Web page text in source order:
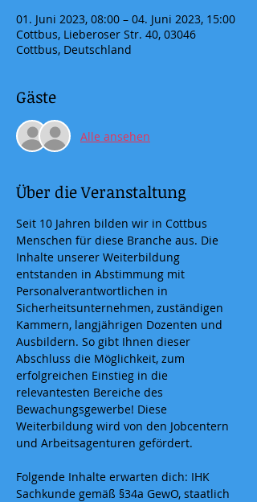
01. Juni 2023, 08:00 – 04. Juni 2023, 15:00
Cottbus, Lieberoser Str. 40, 03046
Cottbus, Deutschland
Gäste
Alle ansehen
Über die Veranstaltung
Seit 10 Jahren bilden wir in Cottbus
Menschen für diese Branche aus. Die
Inhalte unserer Weiterbildung
entstanden in Abstimmung mit
Personalverantwortlichen in
Sicherheitsunternehmen, zuständigen
Kammern, langjährigen Dozenten und
Ausbildern. So gibt Ihnen dieser
Abschluss die Möglichkeit, zum
erfolgreichen Einstieg in die
relevantesten Bereiche des
Bewachungsgewerbe! Diese
Weiterbildung wird von den Jobcentern
und Arbeitsagenturen gefördert.
Folgende Inhalte erwarten dich: IHK
Sachkunde gemäß §34a GewO, staatlich